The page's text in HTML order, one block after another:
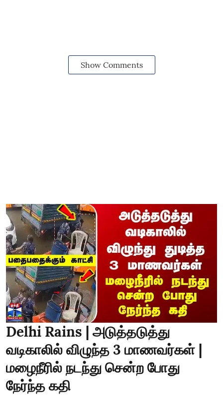
Show Comments
Delhi Rains | அடுத்தடுத்து
வடிகாலில் விழுந்த 3 மாணவர்கள் |
மழைநீரில் நடந்து சென்ற போது
நேர்ந்த கதி